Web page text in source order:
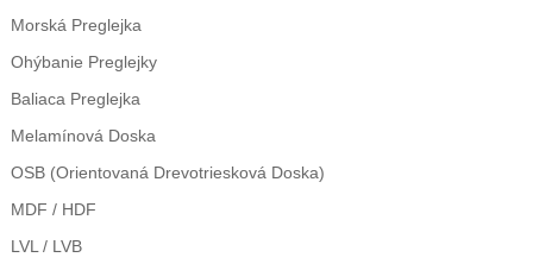
Morská Preglejka
Ohýbanie Preglejky
Baliaca Preglejka
Melamínová Doska
OSB (orientovaná Drevotriesková Doska)
MDF / HDF
LVL / LVB